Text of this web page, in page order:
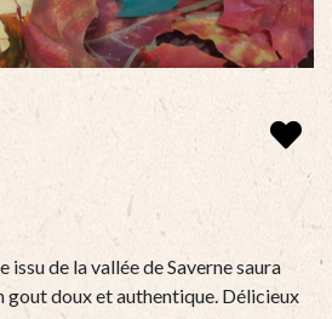
de la vallée de Saverne saura
gout doux et authentique. Délicieux